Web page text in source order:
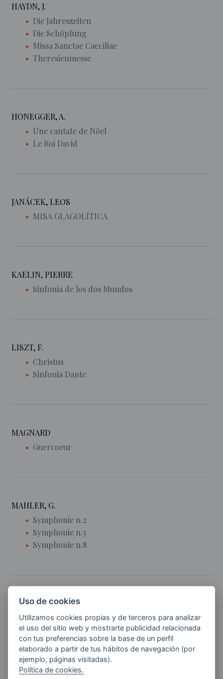
HAYDN, J.
Die Jahreszeiten
Die Schöpfung
Missa Sanctae Caeciliae
Theresienmesse
HONEGGER, A.
Une cantate de Nöel
Le Roi David
JANÁCEK, LEOS
MISA GLAGOLÍTICA
KAELIN, PIERRE
Sinfonia de los dos Mundos
LISZT, F.
Christus
Sinfonia Dante
MAGNARD
Guercoeur
MAHLER, G.
Symphonie n.2
Symphonie n.3
Symphonie n.8
MENDELSSOHN, F.
Elias
Symphonie n.2
Sueño de una Noche de Verano
Walpurgisnascht
Uso de cookies
Utilizamos cookies propias y de terceros para analizar
el uso del sitio web y mostrarte publicidad relacionada
con tus preferencias sobre la base de un perfil
elaborado a partir de tus hábitos de navegación (por
ejemplo, páginas visitadas).
Política de cookies.